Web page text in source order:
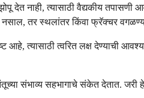
देत नाही, त्यासाठी वैद्यकीय
तर स्थलांतर किंवा फ्रॅक्चर
आहे, त्यासाठी त्वरित लक्ष
संभाव्य सहभागाचे संकेत देतात.